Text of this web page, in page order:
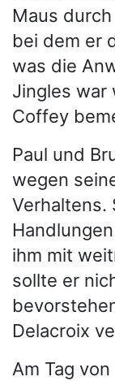
Maus
bei dem er
was die
Jingles war
Coffey
Paul und
wegen
Verhaltens.
ihm mit
sollte er
Delacroix
Am Tag